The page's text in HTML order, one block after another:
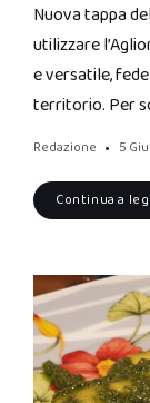
Nuova tappa
utilizzare
e versatile,
territorio. Per
Redazione 5
Continua a